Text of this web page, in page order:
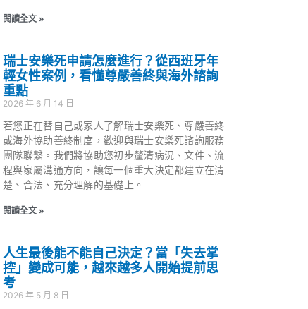
閱讀全文 »
瑞士安樂死申請怎麼進行？從西班牙年
輕女性案例，看懂尊嚴善終與海外諮詢
重點
2026 年 6 月 14 日
若您正在替自己或家人了解瑞士安樂死、尊嚴善終
或海外協助善終制度，歡迎與瑞士安樂死諮詢服務
團隊聯繫。我們將協助您初步釐清病況、文件、流
程與家屬溝通方向，讓每一個重大決定都建立在清
楚、合法、充分理解的基礎上。
閱讀全文 »
人生最後能不能自己決定？當「失去掌
控」變成可能，越來越多人開始提前思
考
2026 年 5 月 8 日